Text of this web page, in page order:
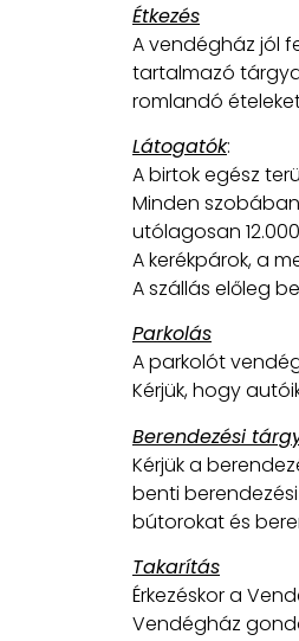
Étkezés
A vendégház jól
tartalmazó
romlandó
Látogatók:
A birtok egész
Minden
utólagosan
A kerékpárok, a
A szállás előleg
Parkolás
A parkolót
Kérjük, hogy
Berendezési
Kérjük a
benti
bútorokat és
Takarítás
Érkezéskor a
Vendégház